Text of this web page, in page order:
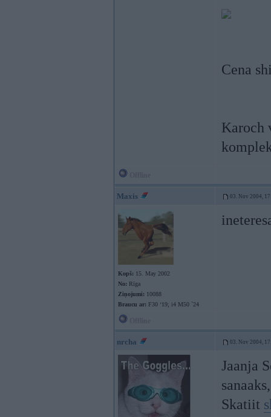
Cena
Karoch
Maxis 03. Nov 2004,
Kopš: 15. May 2002
No: Rīga
Ziņojumi: 10088
Braucu ar: F30 ‘19; i4 M50 `24
nrcha 03. Nov 2004,
Jaanja
Skatiit